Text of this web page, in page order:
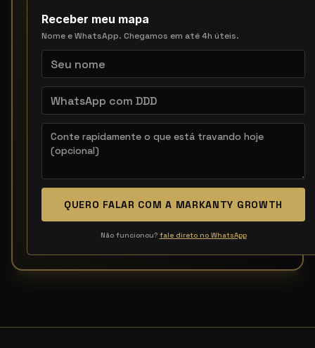
Receber meu mapa
Nome e WhatsApp. Chegamos em até 4h úteis.
QUERO FALAR COM A MARKANTY GROWTH
Não funcionou? fale direto no WhatsApp